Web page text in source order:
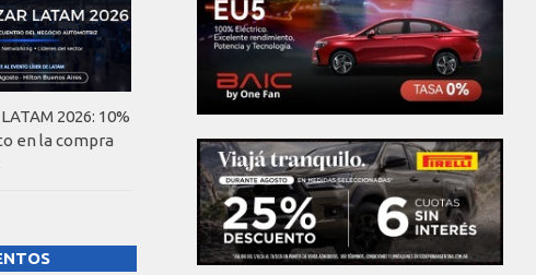
2026: 10%
en la compra